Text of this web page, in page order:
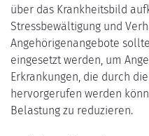
über das Krankheitsbild
Stressbewältigung und
Angehörigenangebote
eingesetzt werden, um
Erkrankungen, die durch
hervorgerufen werden
Belastung zu reduzieren.